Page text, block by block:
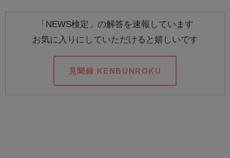
「NEWS検定」の解答を速報しています
お気に入りにしていただけると嬉しいです
見聞録 KENBUNROKU